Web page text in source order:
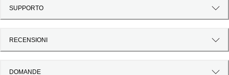
SUPPORTO
RECENSIONI
DOMANDE